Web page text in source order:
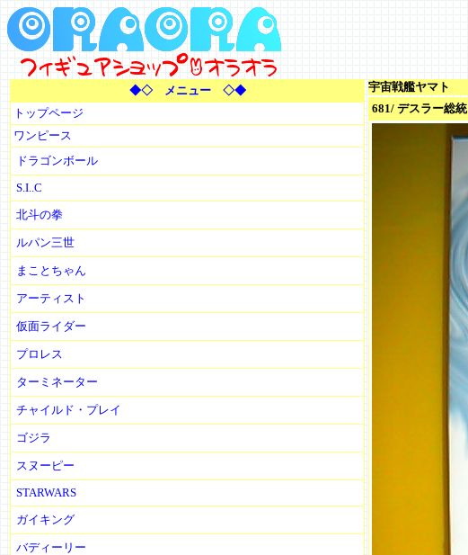
◆◇ メニュー ◇◆
トップページ
ワンピース
ドラゴンボール
S.I..C
北斗の拳
ルパン三世
まことちゃん
アーティスト
仮面ライダー
プロレス
ターミネーター
チャイルド・プレイ
ゴジラ
スヌーピー
STARWARS
ガイキング
バディーリー
宇宙戦艦ヤマト
681/ デスラー総統